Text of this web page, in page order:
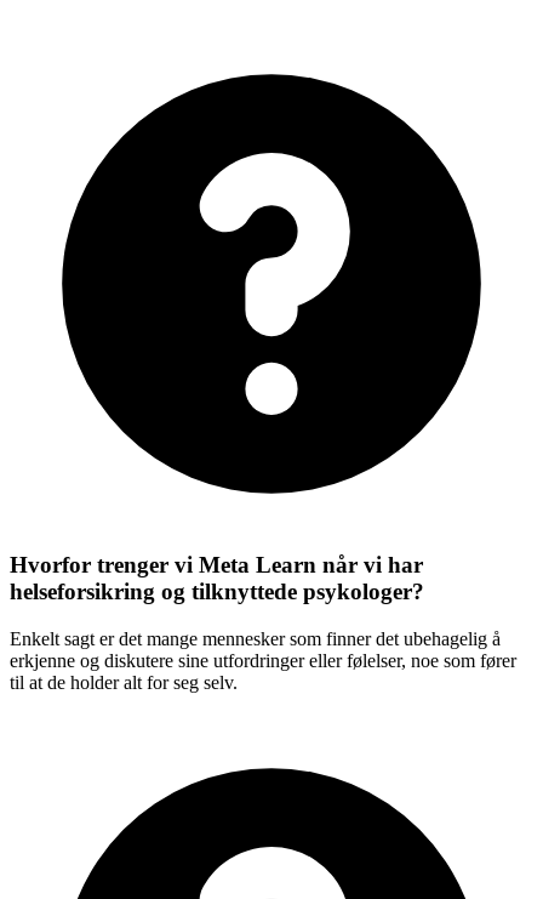
Hvorfor trenger vi Meta Learn når vi har
helseforsikring og tilknyttede psykologer?
Enkelt sagt er det mange mennesker som finner det ubehagelig å
erkjenne og diskutere sine utfordringer eller følelser, noe som fører
til at de holder alt for seg selv.